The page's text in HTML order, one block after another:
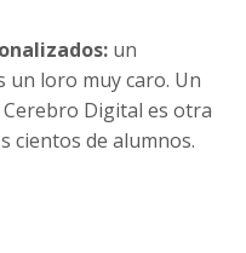
un
un loro muy caro. Un
Digital es otra
cientos de alumnos.